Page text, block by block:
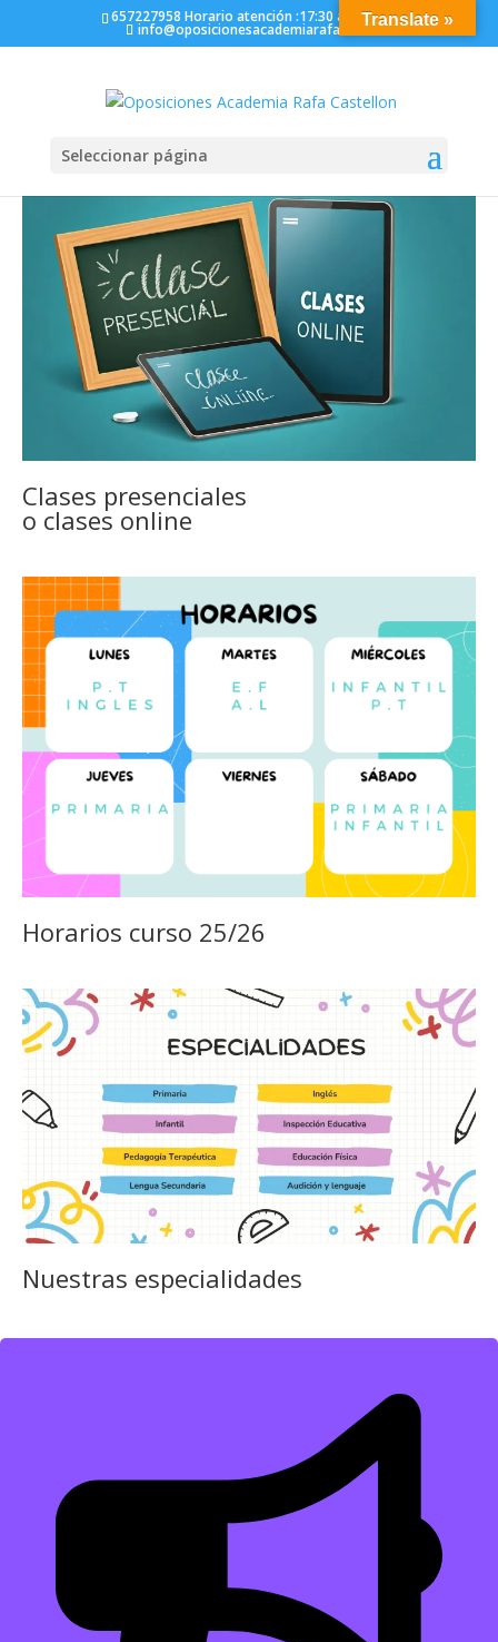
657227958 Horario atención :17:30 a 19:00
info@oposicionesacademiarafa.com
Seleccionar página
Clases presenciales
o clases online
Horarios curso 25/26
Nuestras especialidades
Translate »